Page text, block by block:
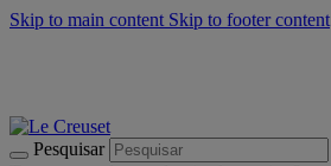
Skip to main content Skip to footer content
Pesquisar